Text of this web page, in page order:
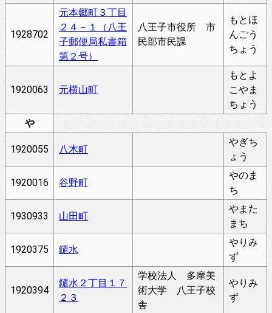
1928702
元本郷町３丁目
２４－１（八王
子郵便局私書箱
第２号）
八王子市役所 市
民部市民課
もとほ
んごう
ちょう
1920063 元横山町
もとよ
こやま
ちょう
や
1920055 八木町
やぎち
ょう
1920016 谷野町
やのま
ち
1930933 山田町
やまた
まち
1920375 鑓水
やりみ
ず
1920394
鑓水２丁目１７
２３
学校法人 多摩美
術大学 八王子校
舎
やりみ
ず